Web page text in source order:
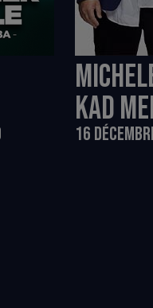
KAD
16